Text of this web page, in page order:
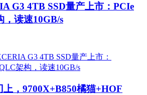
G3 4TB SSD量产上市：PCIe
，读速10GB/s
上，9700X+B850橘猫+HOF